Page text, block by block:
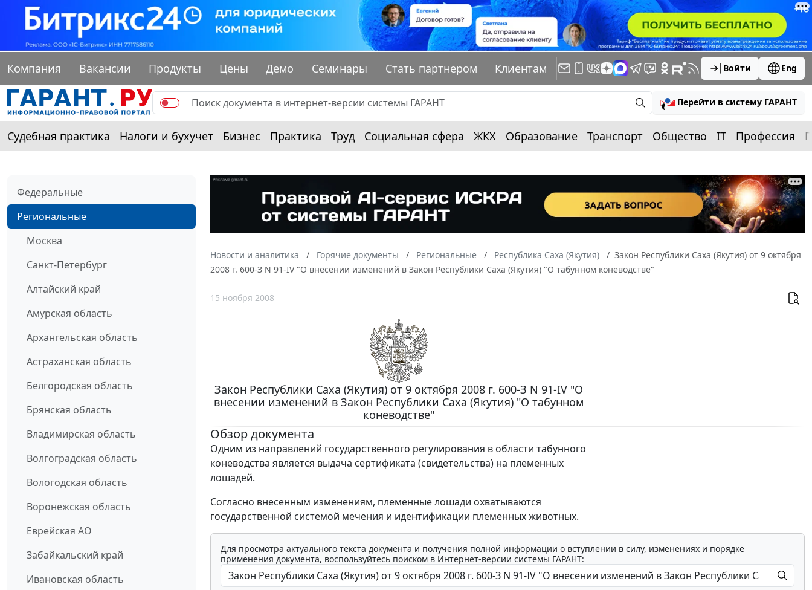
Компания Вакансии Продукты Цены Демо Семинары Стать партнером Клиентам Войти Eng
Перейти в систему ГАРАНТ
Судебная практика Налоги и бухучет Бизнес Практика Труд Социальная сфера ЖКХ Образование Транспорт Общество IT Профессия
Федеральные
Региональные
Москва
Санкт-Петербург
Алтайский край
Амурская область
Архангельская область
Астраханская область
Белгородская область
Брянская область
Владимирская область
Волгоградская область
Вологодская область
Воронежская область
Еврейская АО
Забайкальский край
Ивановская область
Новости и аналитика Горячие документы Региональные Республика Саха (Якутия)
Закон Республики Саха (Якутия) от 9 октября
2008 г. 600-З N 91-IV "О внесении изменений в Закон Республики Саха (Якутия) "О табунном коневодстве"
15 ноября 2008
Закон Республики Саха (Якутия) от 9 октября 2008 г. 600-З N 91-IV "О
внесении изменений в Закон Республики Саха (Якутия) "О табунном
коневодстве"
Обзор документа
Одним из направлений государственного регулирования в области табунного
коневодства является выдача сертификата (свидетельства) на племенных
лошадей.
Согласно внесенным изменениям, племенные лошади охватываются
государственной системой мечения и идентификации племенных животных.
Для просмотра актуального текста документа и получения полной информации о вступлении в силу, изменениях и порядке
применения документа, воспользуйтесь поиском в Интернет-версии системы ГАРАНТ: